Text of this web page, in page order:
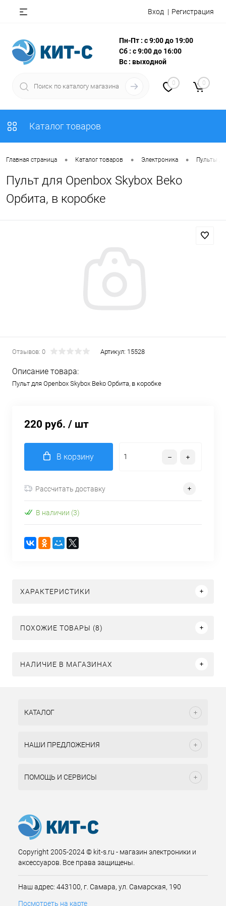
Вход Регистрация
Пн-Пт : с 9:00 до 19:00
Сб : с 9:00 до 16:00
Вс : выходной
0 0
Каталог товаров
Главная страница • Каталог товаров • Электроника • Пульты
Пульт для Openbox Skybox Beko
Орбита, в коробке
Отзывов: 0 Артикул: 15528
Описание товара:
Пульт для Openbox Skybox Beko Орбита, в коробке
220 руб. / шт
В корзину
Рассчитать доставку
В наличии (3)
ХАРАКТЕРИСТИКИ
ПОХОЖИЕ ТОВАРЫ (8)
НАЛИЧИЕ В МАГАЗИНАХ
КАТАЛОГ
НАШИ ПРЕДЛОЖЕНИЯ
ПОМОЩЬ И СЕРВИСЫ
Copyright 2005-2024 © kit-s.ru - магазин электроники и
аксессуаров. Все права защищены.
Наш адрес: 443100, г. Самара, ул. Самарская, 190
Посмотреть на карте